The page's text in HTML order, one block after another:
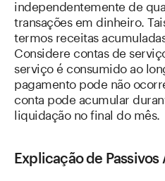
independentemente de
transações em dinheiro.
termos receitas
Considere contas de
serviço é consumido ao
pagamento pode não
conta pode acumular
liquidação no final do mês.
Explicação de